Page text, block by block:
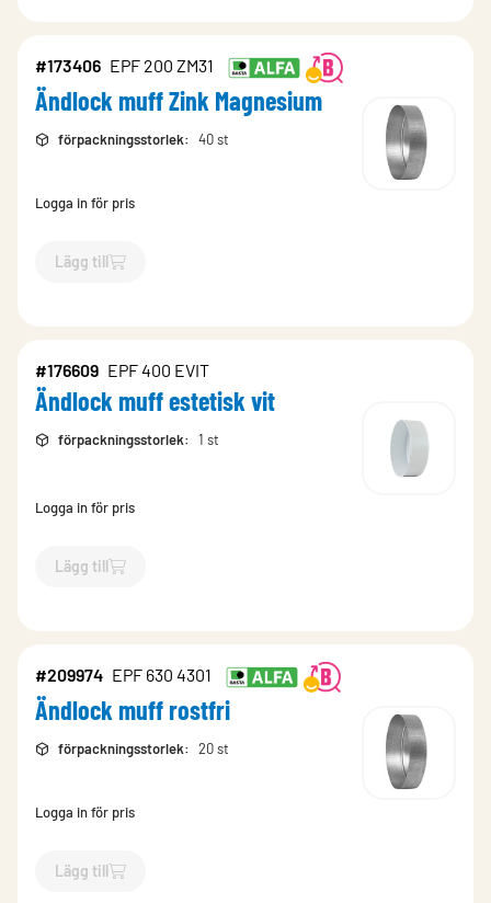
#173406 EPF 200 ZM31
Ändlock muff Zink Magnesium
förpackningsstorlek: 40 st
Logga in för pris
Lägg till
`$Lägg till
#176609 EPF 400 EVIT
Ändlock muff estetisk vit
förpackningsstorlek: 1 st
Logga in för pris
Lägg till
`$Lägg till
#209974 EPF 630 4301
Ändlock muff rostfri
förpackningsstorlek: 20 st
Logga in för pris
Lägg till
`$Lägg till